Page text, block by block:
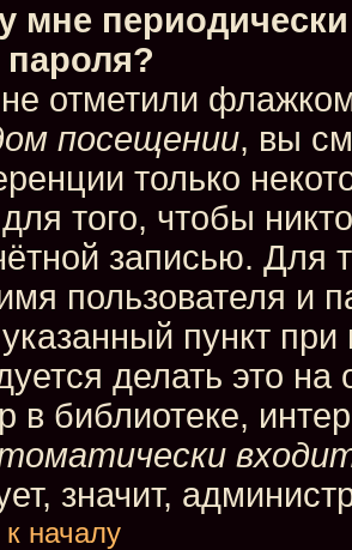
мне
отметили
посещении, вы
только
того, чтобы
записью. Для
пользователя и
пункт
делать это
в библиотеке,
значит,
началу